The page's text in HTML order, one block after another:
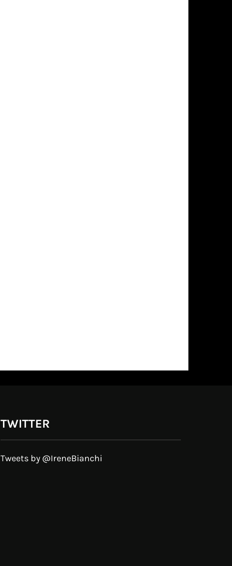
TWITTER
Tweets by @IreneBianchi